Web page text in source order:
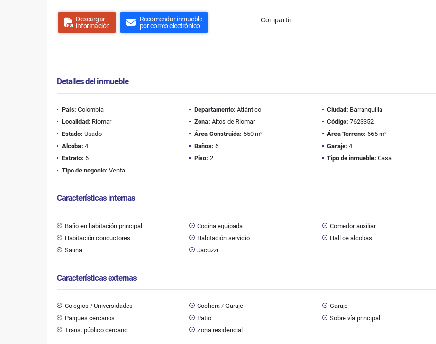
Descargar
información
Recomendar inmueble
por correo electrónico
Compartir
Detalles del inmueble
País: Colombia Departamento: Atlántico Ciudad: Barranquilla
Localidad: Riomar Zona: Altos de Riomar Código: 7623352
Estado: Usado Área Construida: 550 m² Área Terreno: 665 m²
Alcoba: 4 Baños: 6 Garaje: 4
Estrato: 6 Piso: 2 Tipo de inmueble: Casa
Tipo de negocio: Venta
Características internas
Baño en habitación principal Cocina equipada
Comedor auxiliar
Habitación conductores
Habitación servicio
Hall de alcobas
Sauna
Jacuzzi
Características externas
Colegios / Universidades Cochera / Garaje
Garaje
Parques cercanos
Patio
Sobre vía principal
Trans. público cercano
Zona residencial